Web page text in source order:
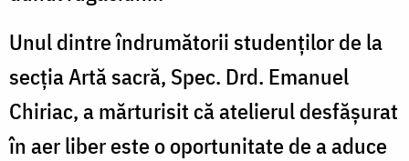
Unul dintre îndrumătorii studenților de la
secția Artă sacră, Spec. Drd. Emanuel
Chiriac, a mărturisit că atelierul desfășurat
în aer liber este o oportunitate de a aduce